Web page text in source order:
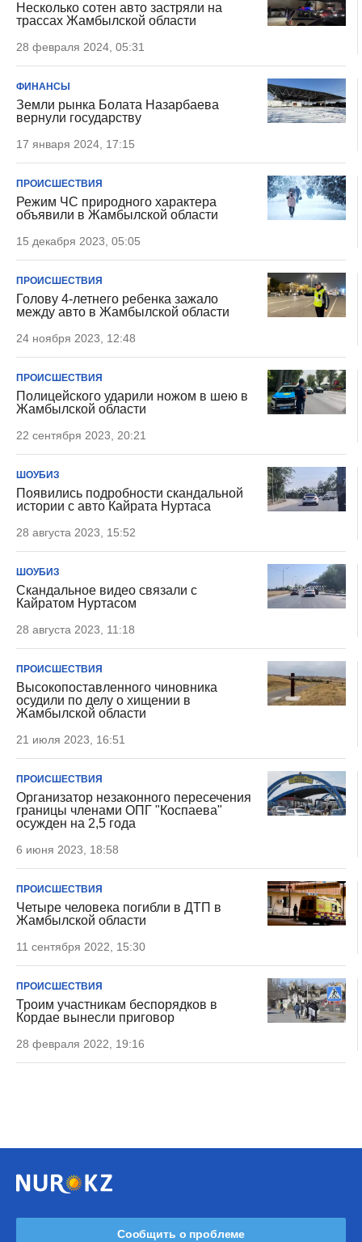
Несколько сотен авто застряли на
трассах Жамбылской области
28 февраля 2024, 05:31
ФИНАНСЫ
Земли рынка Болата Назарбаева
вернули государству
17 января 2024, 17:15
ПРОИСШЕСТВИЯ
Режим ЧС природного характера
объявили в Жамбылской области
15 декабря 2023, 05:05
ПРОИСШЕСТВИЯ
Голову 4-летнего ребенка зажало
между авто в Жамбылской области
24 ноября 2023, 12:48
ПРОИСШЕСТВИЯ
Полицейского ударили ножом в шею в
Жамбылской области
22 сентября 2023, 20:21
ШОУБИЗ
Появились подробности скандальной
истории с авто Кайрата Нуртаса
28 августа 2023, 15:52
ШОУБИЗ
Скандальное видео связали с
Кайратом Нуртасом
28 августа 2023, 11:18
ПРОИСШЕСТВИЯ
Высокопоставленного чиновника
осудили по делу о хищении в
Жамбылской области
21 июля 2023, 16:51
ПРОИСШЕСТВИЯ
Организатор незаконного пересечения
границы членами ОПГ "Коспаева"
осужден на 2,5 года
6 июня 2023, 18:58
ПРОИСШЕСТВИЯ
Четыре человека погибли в ДТП в
Жамбылской области
11 сентября 2022, 15:30
ПРОИСШЕСТВИЯ
Троим участникам беспорядков в
Кордае вынесли приговор
28 февраля 2022, 19:16
Сообщить о проблеме